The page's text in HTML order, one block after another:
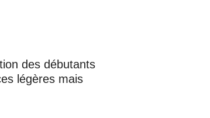
des débutants
légères mais